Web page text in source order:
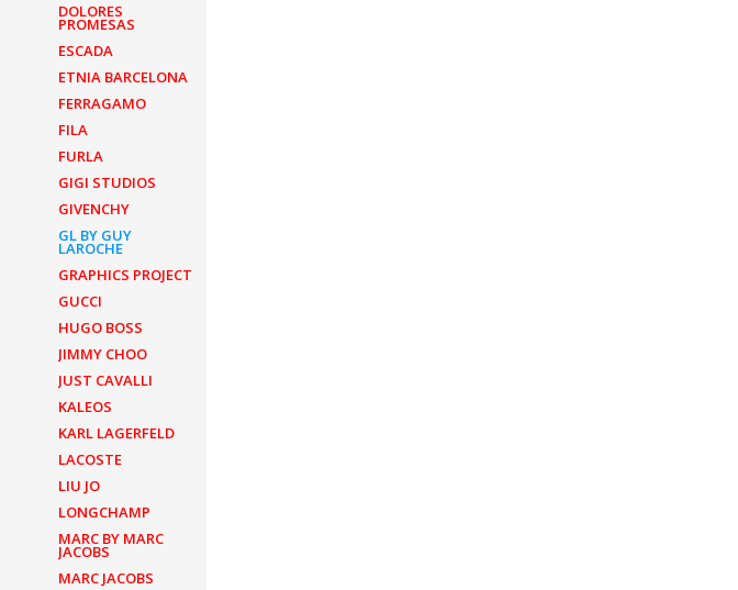
DOLORES
PROMESAS
ESCADA
ETNIA BARCELONA
FERRAGAMO
FILA
FURLA
GIGI STUDIOS
GIVENCHY
GL BY GUY
LAROCHE
GRAPHICS PROJECT
GUCCI
HUGO BOSS
JIMMY CHOO
JUST CAVALLI
KALEOS
KARL LAGERFELD
LACOSTE
LIU JO
LONGCHAMP
MARC BY MARC
JACOBS
MARC JACOBS